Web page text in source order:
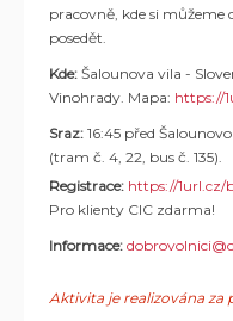
pracovně, kde si můžeme
posedět.
Kde: Šalounova vila -
Vinohrady. Mapa: https://
Sraz: 16:45 před
(tram č. 4, 22, bus č. 135).
Registrace: https://1url.cz/
Pro klienty CIC zdarma!
Informace:
Aktivita je realizována za